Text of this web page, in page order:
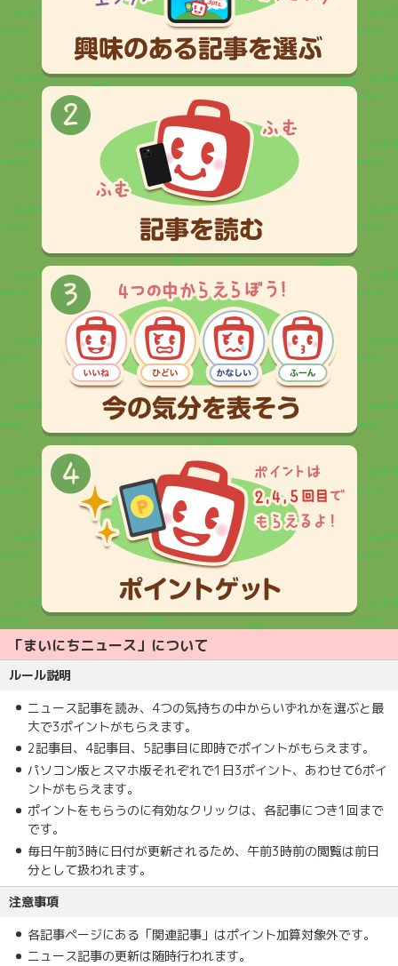
「まいにちニュース」について
ルール説明
ニュース記事を読み、4つの気持ちの中からいずれかを選ぶと最
大で3ポイントがもらえます。
2記事目、4記事目、5記事目に即時でポイントがもらえます。
パソコン版とスマホ版それぞれで1日3ポイント、あわせて6ポイ
ントがもらえます。
ポイントをもらうのに有効なクリックは、各記事につき1回まで
です。
毎日午前3時に日付が更新されるため、午前3時前の閲覧は前日
分として扱われます。
注意事項
各記事ページにある「関連記事」はポイント加算対象外です。
ニュース記事の更新は随時行われます。